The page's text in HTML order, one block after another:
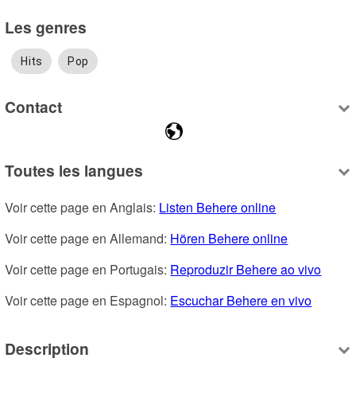
Les genres
Hits Pop
Contact
Toutes les langues
Voir cette page en Anglais: Listen Behere online
Voir cette page en Allemand: Hören Behere online
Voir cette page en Portugais: Reproduzir Behere ao vivo
Voir cette page en Espagnol: Escuchar Behere en vivo
Description